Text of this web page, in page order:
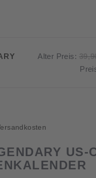
Alter Preis:
US-